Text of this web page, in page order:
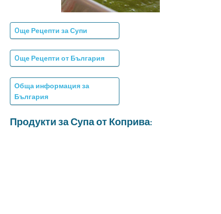
Oще Рецепти за Супи
Oще Рецепти от България
Обща информация за
България
Продукти за Супа от Коприва: